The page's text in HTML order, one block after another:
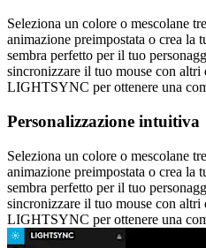
Seleziona un colore o mescolane
animazione preimpostata o crea la
sembra perfetto per il tuo
sincronizzare il tuo mouse con
LIGHTSYNC per ottenere una
Personalizzazione intuitiva
Seleziona un colore o mescolane
animazione preimpostata o crea la
sembra perfetto per il tuo
sincronizzare il tuo mouse con
LIGHTSYNC per ottenere una